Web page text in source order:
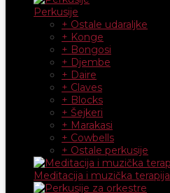
Perkusije
+ Ostale udaraljke
+ Konge
+ Bongosi
+ Djembe
+ Daire
+ Claves
+ Blocks
+ Šejkeri
+ Marakasi
+ Cowbells
+ Ostale perkusije
Meditacija i muzička terapija